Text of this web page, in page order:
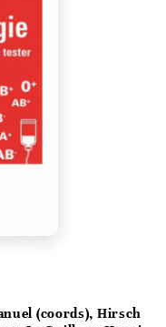
(coords), Hirsch